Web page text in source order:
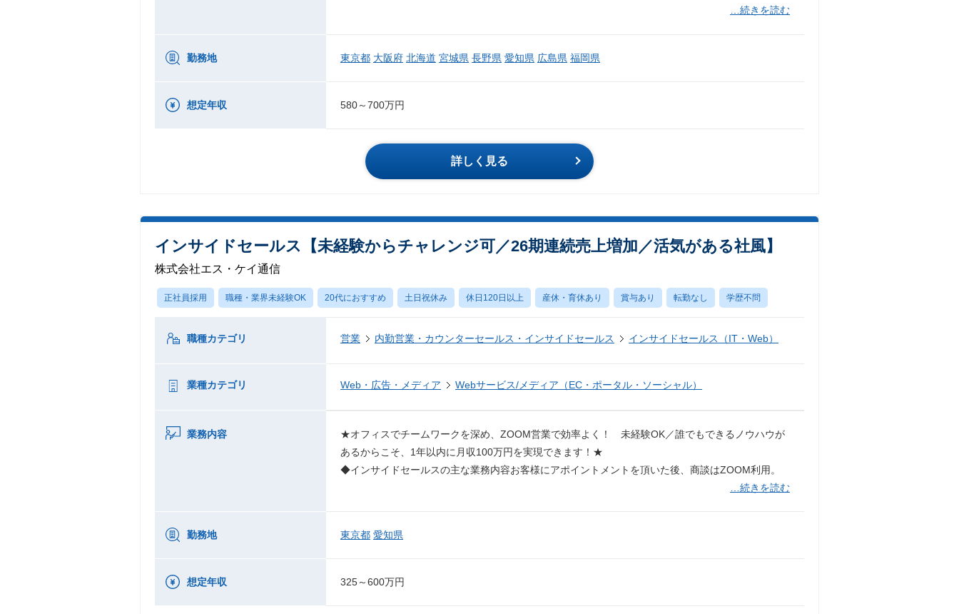
…続きを読む
勤務地 東京都 大阪府 北海道 宮城県 長野県 愛知県 広島県 福岡県
想定年収 580～700万円
詳しく見る
インサイドセールス【未経験からチャレンジ可／26期連続売上増加／活気がある社風】
株式会社エス・ケイ通信
正社員採用 職種・業界未経験OK 20代におすすめ 土日祝休み 休日120日以上 産休・育休あり 賞与あり 転勤なし 学歴不問
職種カテゴリ 営業 内勤営業・カウンターセールス・インサイドセールス インサイドセールス（IT・Web）
業種カテゴリ Web・広告・メディア Webサービス/メディア（EC・ポータル・ソーシャル）
業務内容
★オフィスでチームワークを深め、ZOOM営業で効率よく！ 未経験OK／誰でもできるノウハウが
あるからこそ、1年以内に月収100万円を実現できます！★
◆インサイドセールスの主な業務内容お客様にアポイントメントを頂いた後、商談はZOOM利用。
…続きを読む
勤務地 東京都 愛知県
想定年収 325～600万円